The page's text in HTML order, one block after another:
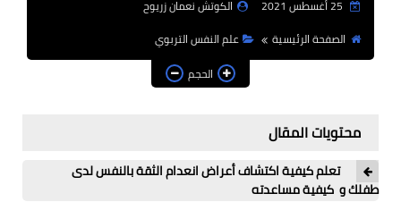
علم النفس الاجتماعي و
العلاقات الشخصية
ذكاء و إدراك
أنماط الشخصية
الكوتش نعمان زريوح
الصفحة الرئيسية
علم النفس التربوي
الحجم
محتويات المقال
تعلم كيفية اكتشاف أعراض انعدام الثقة بالنفس لدى
طفلك و كيفية مساعدته